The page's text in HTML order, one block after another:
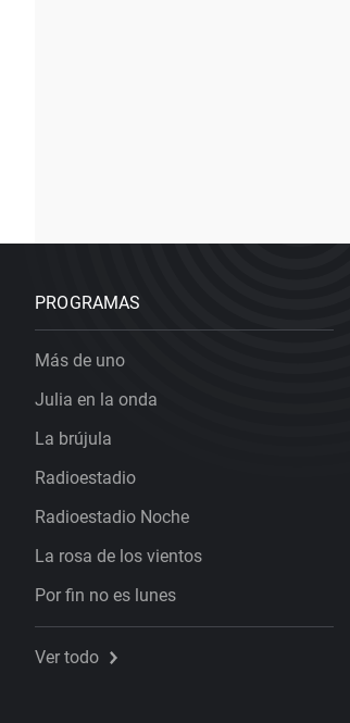
PROGRAMAS
Más de uno
Julia en la onda
La brújula
Radioestadio
Radioestadio Noche
La rosa de los vientos
Por fin no es lunes
Ver todo